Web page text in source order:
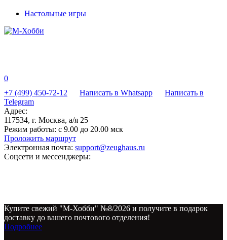
Настольные игры
0
+7 (499) 450-72-12
Написать в Whatsapp
Написать в
Telegram
Адрес:
117534, г. Москва, а/я 25
Режим работы: с 9.00 до 20.00 мск
Проложить маршрут
Электронная почта: support@zeughaus.ru
Соцсети и мессенджеры:
Купите свежий "М-Хобби" №8/2026 и получите в подарок
доставку до вашего почтового отделения!
Подробнее